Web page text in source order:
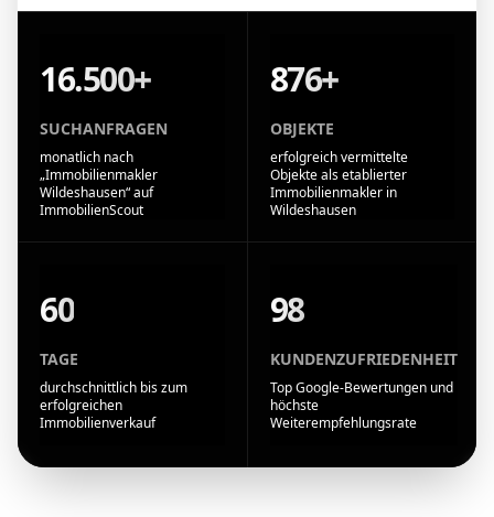
16.500+
SUCHANFRAGEN
monatlich nach
„Immobilienmakler
Wildeshausen“ auf
ImmobilienScout
876+
OBJEKTE
erfolgreich vermittelte
Objekte als etablierter
Immobilienmakler in
Wildeshausen
60
TAGE
durchschnittlich bis zum
erfolgreichen
Immobilienverkauf
98
KUNDENZUFRIEDENHEIT
Top Google-Bewertungen und
höchste
Weiterempfehlungsrate